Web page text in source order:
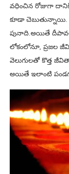
వధించిన రోజుగా దానికి
కూడా చెబుతున్నాయి.
పునాది.అయితే
లోకంలోనూ, ప్రజల
వెలుగులతో కొత్త
అయితే ఇలాంటి